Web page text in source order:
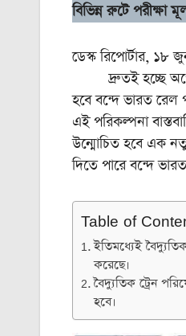
বিভিন্ন রুটে পরীক্ষা
ডেস্ক রিপোর্টার, ১৮
দ্রুতই হচ্ছে
হবে বন্দে ভারত রেল
এই পরিকল্পনা
উন্মোচিত হবে এক
দিতে পারে বন্দে
Table of
ইতিমধ্যেই
করেছে।
বৈদ্যুতিক ট্রেন
হবে।